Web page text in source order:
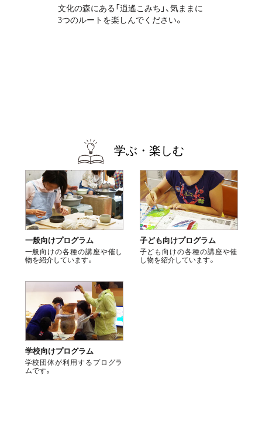
文化の森にある「逍遙こみち」、気ままに
3つのルートを楽しんでください。
学ぶ・楽しむ
一般向けプログラム
一般向けの各種の講座や催し
物を紹介しています。
子ども向けプログラム
子ども向けの各種の講座や催
し物を紹介しています。
学校向けプログラム
学校団体が利用するプログラ
ムです。